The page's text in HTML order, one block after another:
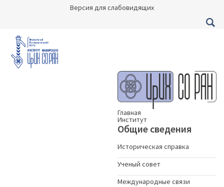
Версия для слабовидящих
Главная
Институт
Общие сведения
Историческая справка
Ученый совет
Международные связи